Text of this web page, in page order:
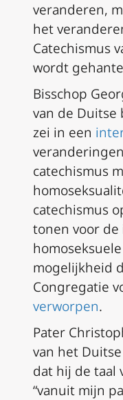
veranderen,
het
Catechismus
wordt
Bisschop
van de Duitse
zei in een
catechismus
catechismus
tonen voor de
mogelijkheid
Congregatie
verworpen.
Pater
van het
dat hij de taal
“vanuit mijn